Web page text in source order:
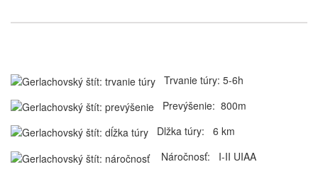
Trvanie túry: 5-6h
Prevýšenie: 800m
Dlžka túry: 6 km
Náročnosť: I-II UIAA